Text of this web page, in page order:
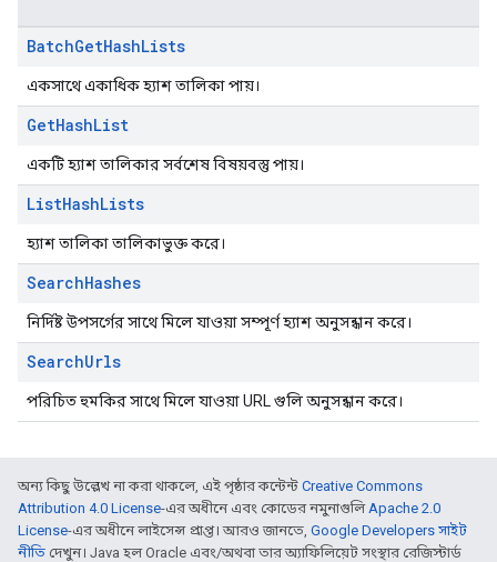
BatchGetHashLists
একসাথে একাধিক হ্যাশ তালিকা পায়।
GetHashList
একটি হ্যাশ তালিকার সর্বশেষ বিষয়বস্তু পায়।
ListHashLists
হ্যাশ তালিকা তালিকাভুক্ত করে।
SearchHashes
নির্দিষ্ট উপসর্গের সাথে মিলে যাওয়া সম্পূর্ণ হ্যাশ অনুসন্ধান করে।
SearchUrls
পরিচিত হুমকির সাথে মিলে যাওয়া URL গুলি অনুসন্ধান করে।
অন্য কিছু উল্লেখ না করা থাকলে, এই পৃষ্ঠার কন্টেন্ট Creative Commons
Attribution 4.0 License-এর অধীনে এবং কোডের নমুনাগুলিApache 2.0
License-এর অধীনে লাইসেন্স প্রাপ্ত। আরও জানতে, Google Developers সাইট
নীতি দেখুন। Java হল Oracle এবং/অথবা তার অ্যাফিলিয়েট সংস্থার রেজিস্টার্ড